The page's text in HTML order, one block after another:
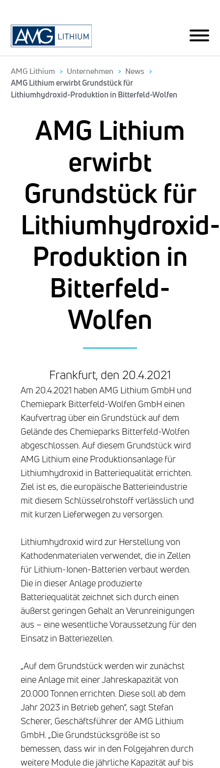
AMG Lithium Unternehmen
News
AMG Lithium erwirbt Grundstück für
Lithiumhydroxid-Produktion in Bitterfeld-Wolfen
AMG Lithium
erwirbt
Grundstück für
Produktion in
Bitterfeld-
Wolfen
Frankfurt, den 20.4.2021
Am 20.4.2021 haben AMG Lithium GmbH und
Chemiepark Bitterfeld-Wolfen GmbH einen
Kaufvertrag über ein Grundstück auf dem
Gelände des Chemieparks Bitterfeld-Wolfen
abgeschlossen. Auf diesem Grundstück wird
AMG Lithium eine Produktionsanlage für
Lithiumhydroxid in Batteriequalität errichten.
Ziel ist es, die europäische Batterieindustrie
mit diesem Schlüsselrohstoff verlässlich und
mit kurzen Lieferwegen zu versorgen.
Lithiumhydroxid wird zur Herstellung von
Kathodenmaterialen verwendet, die in Zellen
für Lithium-Ionen-Batterien verbaut werden.
Die in dieser Anlage produzierte
Batteriequalität zeichnet sich durch einen
äußerst geringen Gehalt an Verunreinigungen
aus – eine wesentliche Voraussetzung für den
Einsatz in Batteriezellen.
„Auf dem Grundstück werden wir zunächst
eine Anlage mit einer Jahreskapazität von
20.000 Tonnen errichten. Diese soll ab dem
Jahr 2023 in Betrieb gehen“, sagt Stefan
Scherer, Geschäftsführer der AMG Lithium
GmbH. „Die Grundstücksgröße ist so
bemessen, dass wir in den Folgejahren durch
weitere Module die jährliche Kapazität auf bis